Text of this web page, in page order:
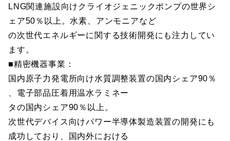
LNG関連施設向けクライオジェニックポンプの世界シ
ェア50％以上。水素、アンモニアなど
の次世代エネルギーに関する技術開発にも注力してい
ます。
■精密機器事業：
国内原子力発電所向け水質調整装置の国内シェア90％
、電子部品圧着用温水ラミネー
タの国内シェア90％以上。
次世代デバイス向けパワー半導体製造装置の開発にも
成功しており、国内外における